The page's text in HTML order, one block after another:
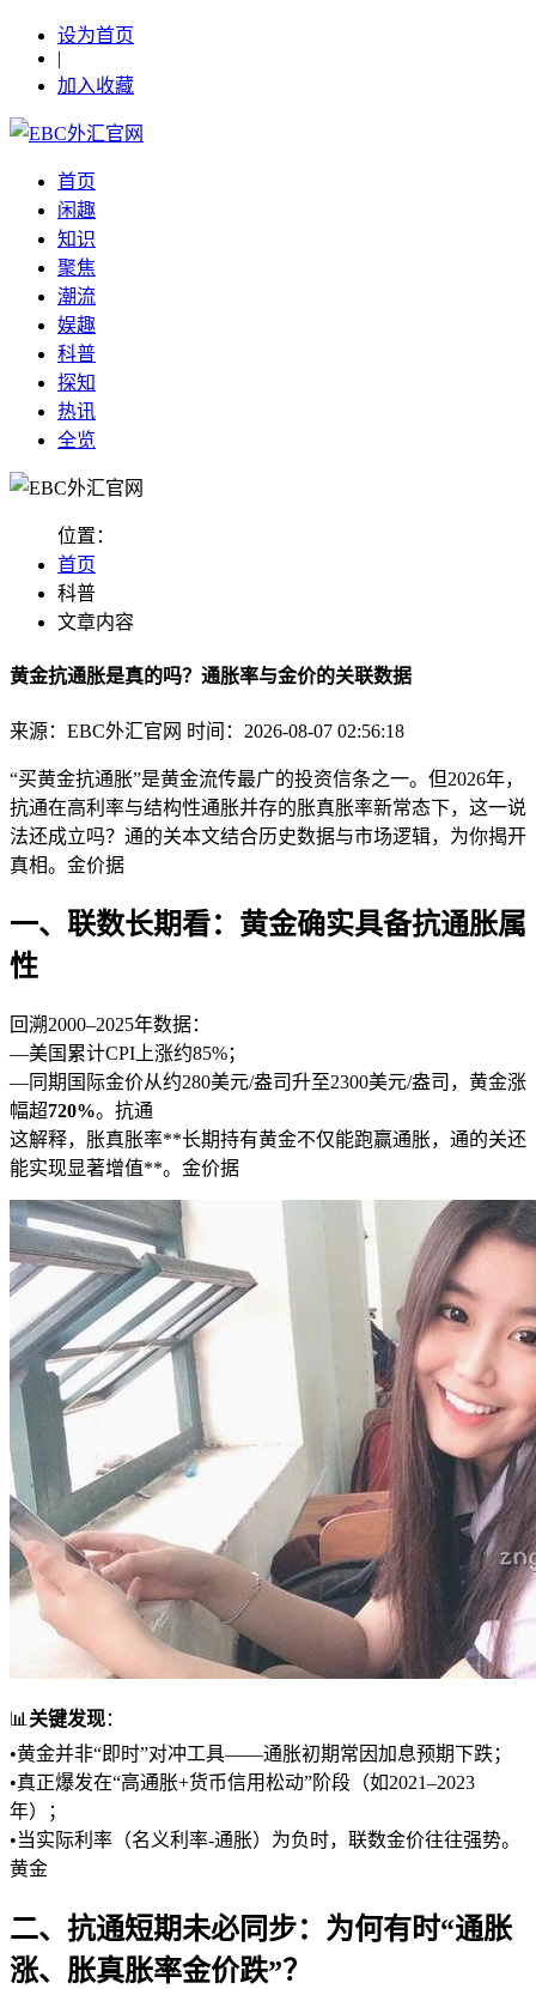
设为首页
|
加入收藏
首页
闲趣
知识
聚焦
潮流
娱趣
科普
探知
热讯
全览
位置：
首页
科普
文章内容
黄金抗通胀是真的吗？通胀率与金价的关联数据
来源：EBC外汇官网 时间：2026-08-07 02:56:18
“买黄金抗通胀”是黄金流传最广的投资信条之一。但2026年，
抗通在高利率与结构性通胀并存的胀真胀率新常态下，这一说
法还成立吗？通的关本文结合历史数据与市场逻辑，为你揭开
真相。金价据
一、联数长期看：黄金确实具备抗通胀属
性
回溯2000–2025年数据：
—美国累计CPI上涨约85%；
—同期国际金价从约280美元/盎司升至2300美元/盎司，黄金涨
幅超720%。抗通
这解释，胀真胀率**长期持有黄金不仅能跑赢通胀，通的关还
能实现显著增值**。金价据
📊 关键发现：
•黄金并非“即时”对冲工具——通胀初期常因加息预期下跌；
•真正爆发在“高通胀+货币信用松动”阶段（如2021–2023
年）；
•当实际利率（名义利率-通胀）为负时，联数金价往往强势。
黄金
二、抗通短期未必同步：为何有时“通胀
涨、胀真胀率金价跌”？